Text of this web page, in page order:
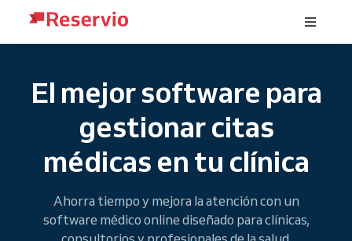
El mejor software para
gestionar citas
médicas en tu clínica
Ahorra tiempo y mejora la atención con un
software médico online diseñado para clínicas,